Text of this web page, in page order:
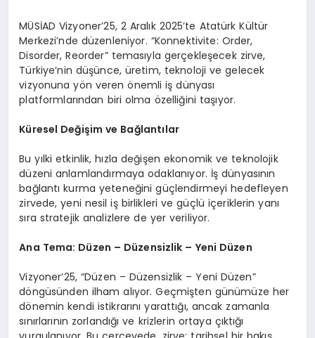
MÜSİAD Vizyoner’25, 2 Aralık 2025’te Atatürk Kültür
Merkezi’nde düzenleniyor. “Konnektivite: Order,
Disorder, Reorder” temasıyla gerçekleşecek zirve,
Türkiye’nin düşünce, üretim, teknoloji ve gelecek
vizyonuna yön veren önemli iş dünyası
platformlarından biri olma özelliğini taşıyor.
Küresel Değişim ve Bağlantılar
Bu yılki etkinlik, hızla değişen ekonomik ve teknolojik
düzeni anlamlandırmaya odaklanıyor. İş dünyasının
bağlantı kurma yeteneğini güçlendirmeyi hedefleyen
zirvede, yeni nesil iş birlikleri ve güçlü içeriklerin yanı
sıra stratejik analizlere de yer veriliyor.
Ana Tema: Düzen – Düzensizlik – Yeni Düzen
Vizyoner’25, “Düzen – Düzensizlik – Yeni Düzen”
döngüsünden ilham alıyor. Geçmişten günümüze her
dönemin kendi istikrarını yarattığı, ancak zamanla
sınırlarının zorlandığı ve krizlerin ortaya çıktığı